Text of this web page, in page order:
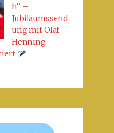
h“ –
Jubiläumssend
ung mit Olaf
Henning